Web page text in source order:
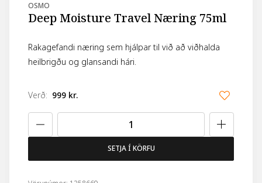
OSMO
Deep Moisture Travel Næring 75ml
Rakagefandi næring sem hjálpar til við að viðhalda
heilbrigðu og glansandi hári.
Verð: 999 kr.
SETJA Í KÖRFU